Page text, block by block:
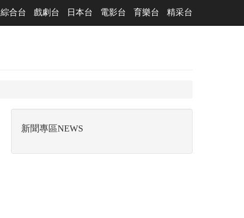
綜合台 戲劇台 日本台 電影台 育樂台 精采台
新聞專區NEWS